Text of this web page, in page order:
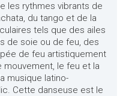
les rythmes vibrants de
du tango et de la
tels que des ailes
de soie ou de feu, des
de feu artistiquement
mouvement, le feu et la
musique latino-
Cette danseuse est le